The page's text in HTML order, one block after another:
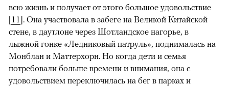
всю жизнь и получает от этого большое удовольствие
[11]. Она участвовала в забеге на Великой Китайской
стене, в даутлоне через Шотландское нагорье, в
лыжной гонке «Ледниковый патруль», поднималась на
Монблан и Маттерхорн. Но когда дети и семья
потребовали больше времени и внимания, она с
удовольствием переключилась на бег в парках и